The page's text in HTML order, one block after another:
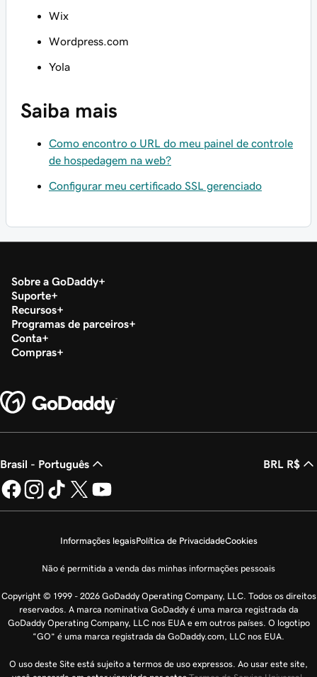
Wix
Wordpress.com
Yola
Saiba mais
Como encontro o URL do meu painel de controle
de hospedagem na web?
Configurar meu certificado SSL gerenciado
Sobre a GoDaddy
Suporte
Recursos
Programas de parceiros
Conta
Compras
Brasil - Português BRL R$
Informações legaisPolítica de PrivacidadeCookies
Não é permitida a venda das minhas informações pessoais
Copyright © 1999 - 2026 GoDaddy Operating Company, LLC. Todos os direitos
reservados. A marca nominativa GoDaddy é uma marca registrada da
GoDaddy Operating Company, LLC nos EUA e em outros países. O logotipo
“GO” é uma marca registrada da GoDaddy.com, LLC nos EUA.
O uso deste Site está sujeito a termos de uso expressos. Ao usar este site,